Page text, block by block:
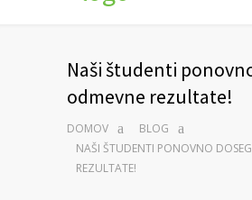
Naši študenti
odmevne rezultate!
DOMOV
BLOG
NAŠI ŠTUDENTI PONOVNO
REZULTATE!